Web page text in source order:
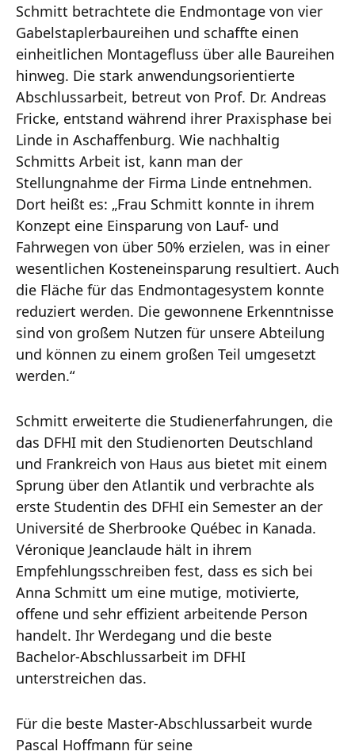
Schmitt betrachtete die Endmontage von vier
Gabelstaplerbaureihen und schaffte einen
einheitlichen Montagefluss über alle Baureihen
hinweg. Die stark anwendungsorientierte
Abschlussarbeit, betreut von Prof. Dr. Andreas
Fricke, entstand während ihrer Praxisphase bei
Linde in Aschaffenburg. Wie nachhaltig
Schmitts Arbeit ist, kann man der
Stellungnahme der Firma Linde entnehmen.
Dort heißt es: „Frau Schmitt konnte in ihrem
Konzept eine Einsparung von Lauf- und
Fahrwegen von über 50% erzielen, was in einer
wesentlichen Kosteneinsparung resultiert. Auch
die Fläche für das Endmontagesystem konnte
reduziert werden. Die gewonnene Erkenntnisse
sind von großem Nutzen für unsere Abteilung
und können zu einem großen Teil umgesetzt
werden.“
Schmitt erweiterte die Studienerfahrungen, die
das DFHI mit den Studienorten Deutschland
und Frankreich von Haus aus bietet mit einem
Sprung über den Atlantik und verbrachte als
erste Studentin des DFHI ein Semester an der
Université de Sherbrooke Québec in Kanada.
Véronique Jeanclaude hält in ihrem
Empfehlungsschreiben fest, dass es sich bei
Anna Schmitt um eine mutige, motivierte,
offene und sehr effizient arbeitende Person
handelt. Ihr Werdegang und die beste
Bachelor-Abschlussarbeit im DFHI
unterstreichen das.
Für die beste Master-Abschlussarbeit wurde
Pascal Hoffmann für seine